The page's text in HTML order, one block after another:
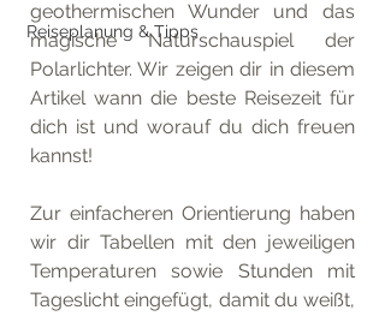
Reiseplanung & Tipps
geothermischen Wunder und das
magische Naturschauspiel der
Polarlichter. Wir zeigen dir in diesem
Artikel wann die beste Reisezeit für
dich ist und worauf du dich freuen
kannst!
Zur einfacheren Orientierung haben
wir dir Tabellen mit den jeweiligen
Temperaturen sowie Stunden mit
Tageslicht eingefügt, damit du weißt,